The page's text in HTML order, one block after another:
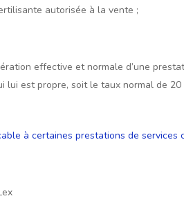
autorisée à la vente ;
effective et normale d’une
lui est propre, soit le taux normal de 20
à certaines prestations de